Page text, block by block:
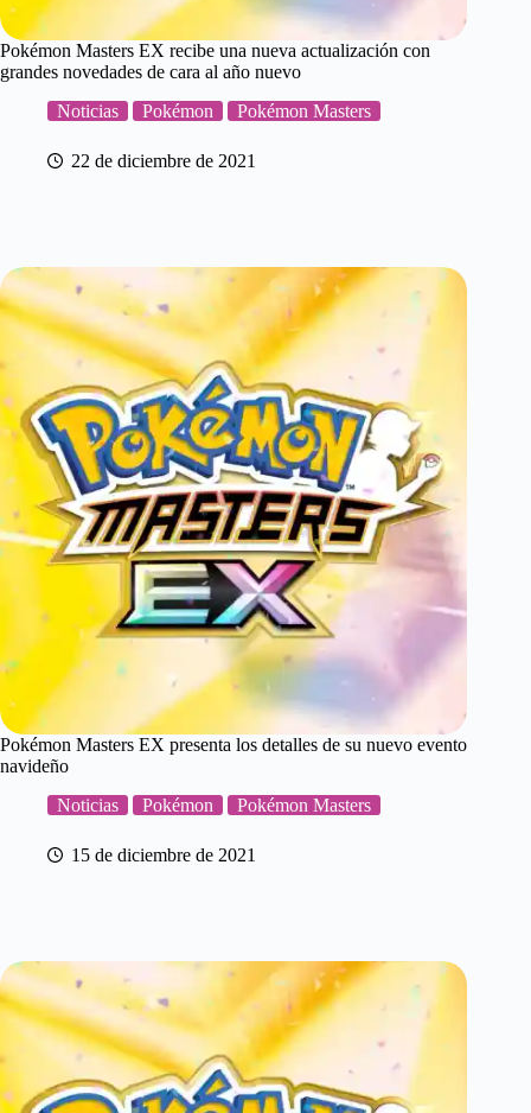
Pokémon Masters EX recibe una nueva actualización con
grandes novedades de cara al año nuevo
Noticias
Pokémon Pokémon Masters
22 de diciembre de 2021
Pokémon Masters EX presenta los detalles de su nuevo evento
navideño
Noticias
Pokémon Pokémon Masters
15 de diciembre de 2021